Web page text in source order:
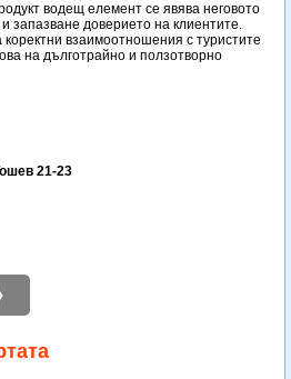
водещ елемент се явява неговото
запазване доверието на клиентите.
взаимоотношения с туристите
на дълготрайно и ползотворно
21-23